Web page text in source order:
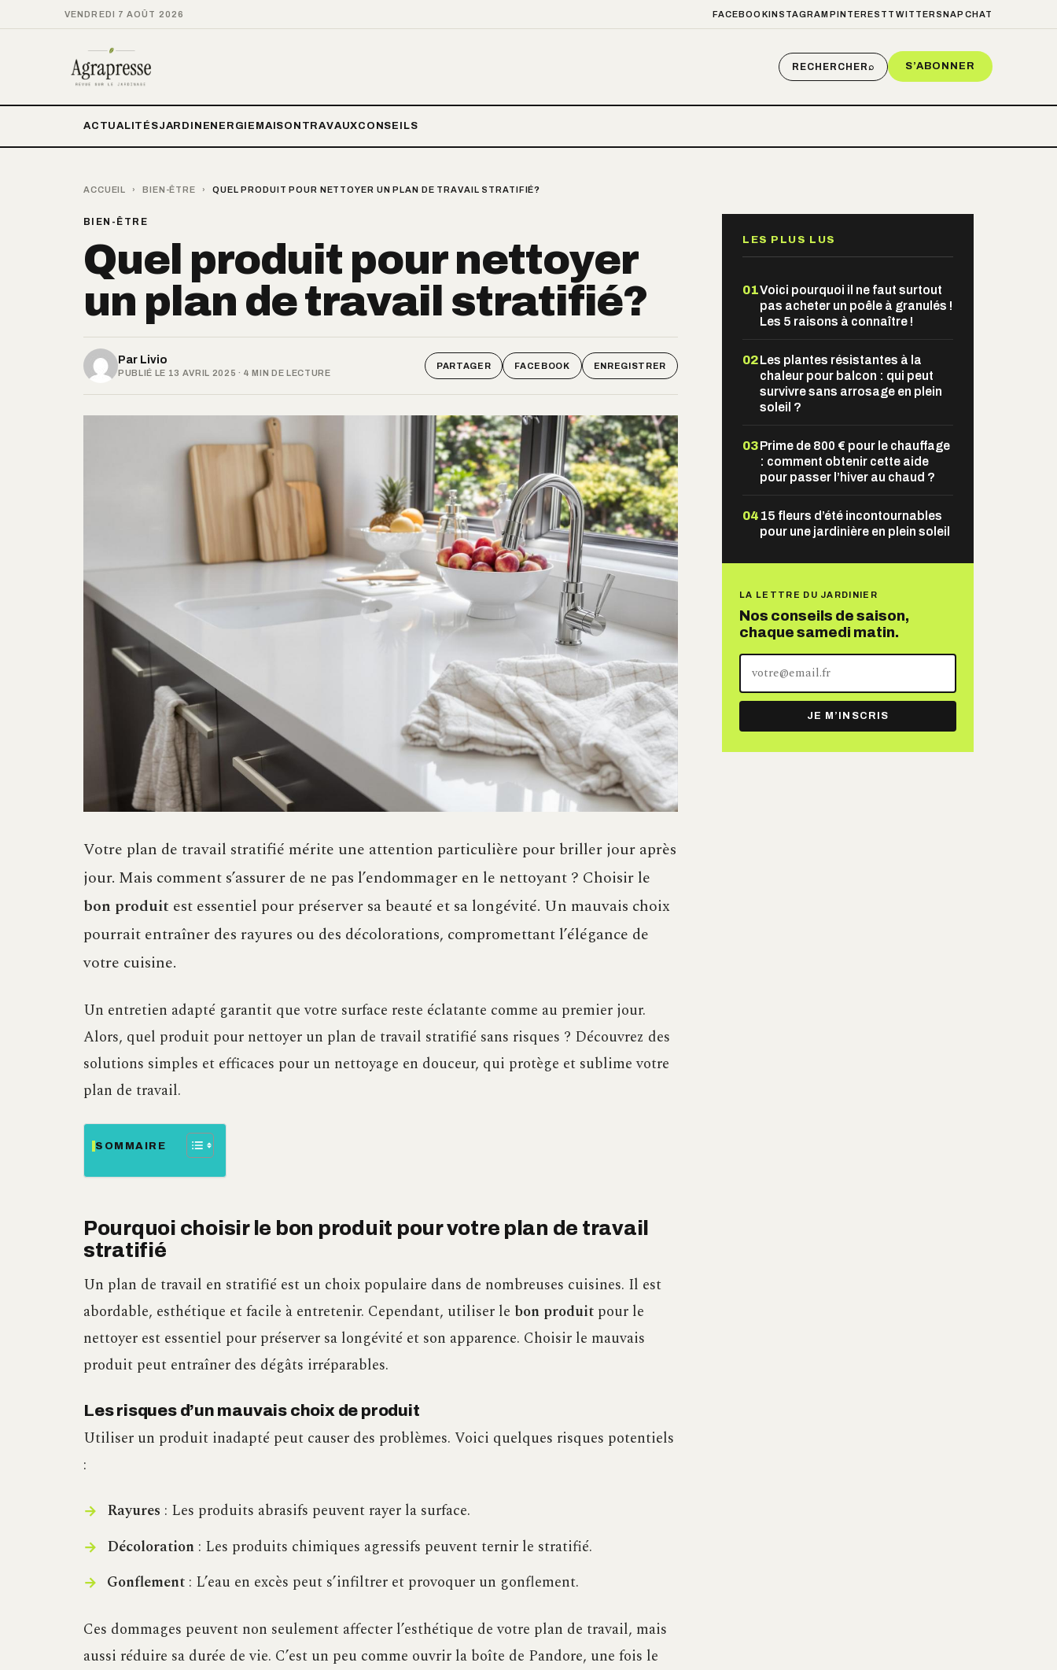
VENDREDI 7 AOÛT 2026 FACEBOOKINSTAGRAM PINTEREST TWITTER SNAPCHAT
RECHERCHER⌕ S’ABONNER
ACTUALITÉSJARDIN ENERGIE MAISON TRAVAUXCONSEILS
ACCUEIL › BIEN-ÊTRE › QUEL PRODUIT POUR NETTOYER UN PLAN DE TRAVAIL STRATIFIÉ?
BIEN-ÊTRE
Quel produit pour nettoyer
un plan de travail stratifié?
Par Livio
PUBLIÉ LE 13 AVRIL 2025 · 4 MIN DE LECTURE
PARTAGER FACEBOOK ENREGISTRER
Votre plan de travail stratifié mérite une attention particulière pour briller jour après
jour. Mais comment s’assurer de ne pas l’endommager en le nettoyant ? Choisir le
bon produit est essentiel pour préserver sa beauté et sa longévité. Un mauvais choix
pourrait entraîner des rayures ou des décolorations, compromettant l’élégance de
votre cuisine.
Un entretien adapté garantit que votre surface reste éclatante comme au premier jour.
Alors, quel produit pour nettoyer un plan de travail stratifié sans risques ? Découvrez des
solutions simples et efficaces pour un nettoyage en douceur, qui protège et sublime votre
plan de travail.
SOMMAIRE
Pourquoi choisir le bon produit pour votre plan de travail
stratifié
Un plan de travail en stratifié est un choix populaire dans de nombreuses cuisines. Il est
abordable, esthétique et facile à entretenir. Cependant, utiliser le bon produit pour le
nettoyer est essentiel pour préserver sa longévité et son apparence. Choisir le mauvais
produit peut entraîner des dégâts irréparables.
Les risques d’un mauvais choix de produit
Utiliser un produit inadapté peut causer des problèmes. Voici quelques risques potentiels
:
Rayures : Les produits abrasifs peuvent rayer la surface.
Décoloration: Les produits chimiques agressifs peuvent ternir le stratifié.
Gonflement: L’eau en excès peut s’infiltrer et provoquer un gonflement.
Ces dommages peuvent non seulement affecter l’esthétique de votre plan de travail, mais
aussi réduire sa durée de vie. C’est un peu comme ouvrir la boîte de Pandore, une fois le
LES PLUS LUS
01Voici pourquoi il ne faut surtout
pas acheter un poêle à granulés !
Les 5 raisons à connaître !
02Les plantes résistantes à la
chaleur pour balcon : qui peut
survivre sans arrosage en plein
soleil ?
03Prime de 800 € pour le chauffage
: comment obtenir cette aide
pour passer l’hiver au chaud ?
04 15 fleurs d’été incontournables
pour une jardinière en plein soleil
LA LETTRE DU JARDINIER
Nos conseils de saison,
chaque samedi matin.
adresse
mail
JE M’INSCRIS